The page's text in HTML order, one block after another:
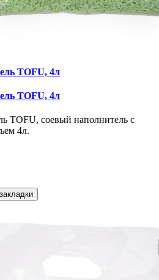
TOFU, 4л
TOFU, 4л
TOFU, соевый наполнитель с
4л.